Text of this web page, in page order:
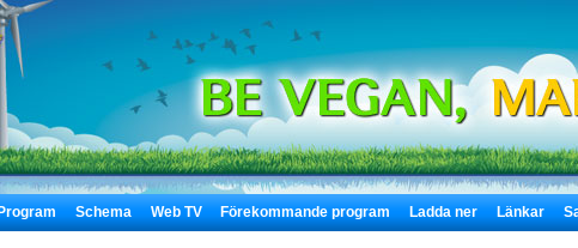
Program Schema Web TV Förekommande program Ladda ner Länkar